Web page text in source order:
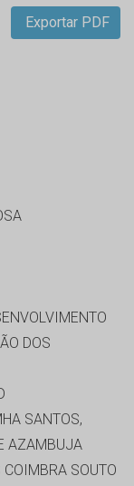
Exportar PDF
DOS
SANTOS,
AZAMBUJA
COIMBRA SOUTO